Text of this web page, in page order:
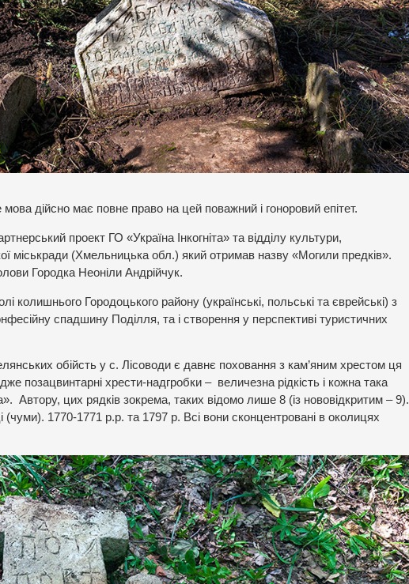
дійсно має повне право на цей поважний і гоноровий епітет.
проект ГО «Україна Інкогніта» та відділу культури,
міськради (Хмельницька обл.) який отримав назву «Могили предків».
Городка Неоніли Андрійчук.
колишнього Городоцького району (українські, польські та єврейські) з
спадшину Поділля, та і створення у перспективі туристичних
обійсть у с. Лісоводи є давнє поховання з кам’яним хрестом ця
позацвинтарні хрести-надгробки – величезна рідкість і кожна така
Автору, цих рядків зокрема, таких відомо лише 8 (із нововідкритим – 9).
1770-1771 р.р. та 1797 р. Всі вони сконцентровані в околицях